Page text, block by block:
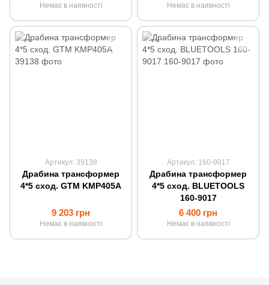
Немає в наявності Немає в наявності
Артикул: 39138
Драбина трансформер
4*5 сход. GTM KMP405A
9 203 грн
Немає в наявності
Артикул: 160-9017
Драбина трансформер
4*5 сход. BLUETOOLS
160-9017
6 400 грн
Немає в наявності